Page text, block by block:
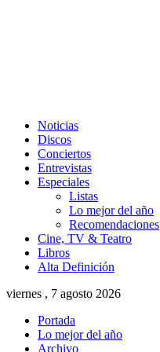
Noticias
Discos
Conciertos
Entrevistas
Especiales
Listas
Lo mejor del año
Recomendaciones
Cine, TV & Teatro
Libros
Alta Definición
viernes , 7 agosto 2026
Portada
Lo mejor del año
Archivo